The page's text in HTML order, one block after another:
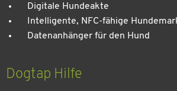
Digitale Hundeakte
Intelligente, NFC-fähige
Datenanhänger für den Hund
Dogtap Hilfe